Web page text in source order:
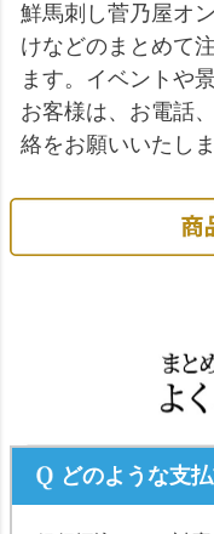
鮮馬刺し菅乃屋オ
けなどのまとめて
ます。イベントや
お客様は、お電話
絡をお願いいたしま
どのような支